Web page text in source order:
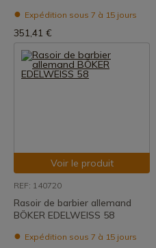
Expédition sous 7 à 15 jours
351,41 €
Voir le produit
REF: 140720
Rasoir de barbier allemand
BÖKER EDELWEISS 58
Expédition sous 7 à 15 jours